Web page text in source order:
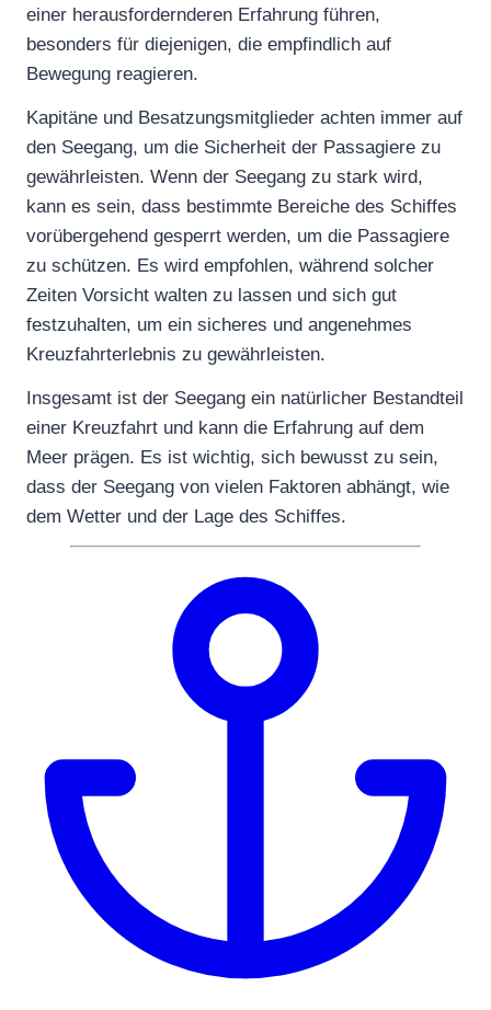
einer herausfordernderen Erfahrung führen,
besonders für diejenigen, die empfindlich auf
Bewegung reagieren.
Kapitäne und Besatzungsmitglieder achten immer auf
den Seegang, um die Sicherheit der Passagiere zu
gewährleisten. Wenn der Seegang zu stark wird,
kann es sein, dass bestimmte Bereiche des Schiffes
vorübergehend gesperrt werden, um die Passagiere
zu schützen. Es wird empfohlen, während solcher
Zeiten Vorsicht walten zu lassen und sich gut
festzuhalten, um ein sicheres und angenehmes
Kreuzfahrterlebnis zu gewährleisten.
Insgesamt ist der Seegang ein natürlicher Bestandteil
einer Kreuzfahrt und kann die Erfahrung auf dem
Meer prägen. Es ist wichtig, sich bewusst zu sein,
dass der Seegang von vielen Faktoren abhängt, wie
dem Wetter und der Lage des Schiffes.